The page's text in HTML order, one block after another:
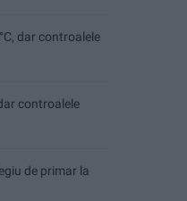
dar controalele
controalele
de primar la